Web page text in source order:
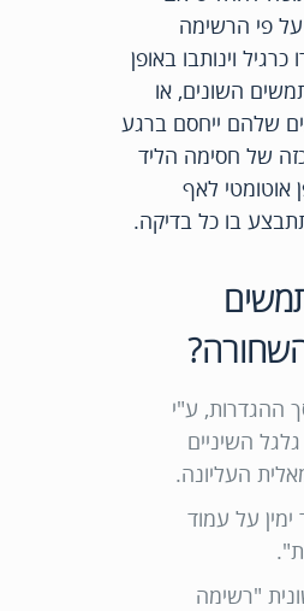
על פי הרשימה
וינותבו באופן
השונים, או
שלהם ייחסם ברגע
של חסימה הליד
אוטומטי לאף
בו כל בדיקה.
ההגדרות, ע"י
השיניים
העליונה.
על עמוד
"רשימה